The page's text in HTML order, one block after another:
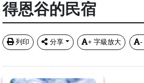
得恩谷的民宿
列印 分享 + 字級放大 -